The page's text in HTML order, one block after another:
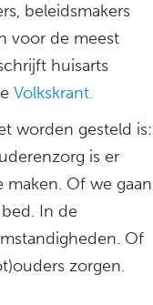
beleidsmakers
voor de meest
huisarts
Volkskrant.
worden gesteld is:
is er
maken. Of we gaan
In de
Of
zorgen.